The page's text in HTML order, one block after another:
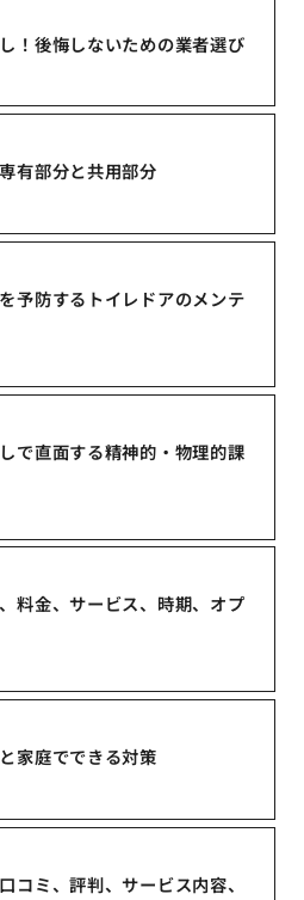
！後悔しないための業者選び
有部分と共用部分
予防するトイレドアのメンテ
で直面する精神的・物理的課
料金、サービス、時期、オプ
家庭でできる対策
コミ、評判、サービス内容、